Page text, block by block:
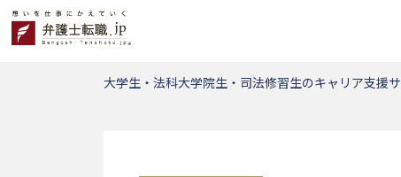
大学生・法科大学院生・司法修習生のキャリア支援